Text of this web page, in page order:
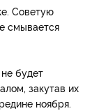
Советую
смывается
будет
закутав их
ноября.